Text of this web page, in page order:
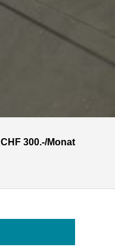
CHF 300.-/Monat